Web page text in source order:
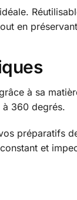
en
à sa
360 degrés.
préparatifs
et